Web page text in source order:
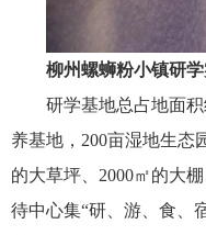
柳州螺蛳粉小镇研
研学基地总占地面积
养基地， 200亩湿地生态
的大草坪、 2000㎡的大
待中心集“研、游、食、